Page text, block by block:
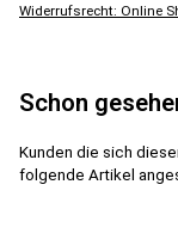
Widerrufsrecht: Online
Schon
Kunden die sich
folgende Artikel